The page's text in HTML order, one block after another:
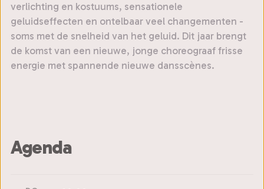
verlichting en kostuums, sensationele
geluidseffecten en ontelbaar veel changementen -
soms met de snelheid van het geluid. Dit jaar brengt
de komst van een nieuwe, jonge choreograaf frisse
energie met spannende nieuwe dansscènes.
Agenda